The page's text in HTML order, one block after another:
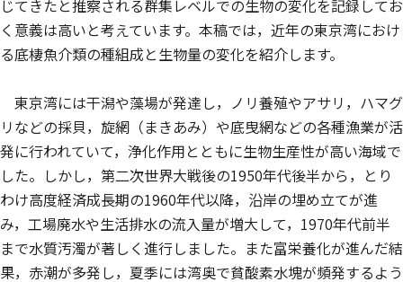
じてきたと推察される群集レベルでの生物の変化を記録してお
く意義は高いと考えています。本稿では，近年の東京湾におけ
る底棲魚介類の種組成と生物量の変化を紹介します。
東京湾には干潟や藻場が発達し，ノリ養殖やアサリ，ハマグ
リなどの採貝，旋網（まきあみ）や底曳網などの各種漁業が活
発に行われていて，浄化作用とともに生物生産性が高い海域で
した。しかし，第二次世界大戦後の1950年代後半から，とり
わけ高度経済成長期の1960年代以降，沿岸の埋め立てが進
み，工場廃水や生活排水の流入量が増大して，1970年代前半
まで水質汚濁が著しく進行しました。また富栄養化が進んだ結
果，赤潮が多発し，夏季には湾奥で貧酸素水塊が頻発するよう